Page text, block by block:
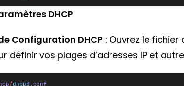
DHCP
Configuration DHCP : Ouvrez le
définir vos plages d’adresses IP et
/dhcpd .conf